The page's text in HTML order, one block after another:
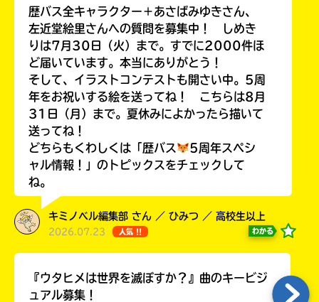
歴バス全キャラクター＋あさばみゆきさん、
左近堂絵里さんへの質問を募集中！ しめき
りは7月30日（火）まで。すでに2000件ほ
ど届いています。本当にありがとう！
そして、イラストコンテストも開さい中。5周
年をお祝いする絵を送ってね！ こちらは8月
31日（月）まで。夏休みによかったら描いて
送ってね！
どちらもくわしくは「歴バス
5周年スペシ
ャル情報！」のトピックスをチェックして
ね。
キミノベル編集部 さん ／ ひみつ ／ 高校生以上
2026.07.23 人気 !! わかる
『ウタヒメは世界を滅ぼすか？』曲のキービジ
ュアル募集！